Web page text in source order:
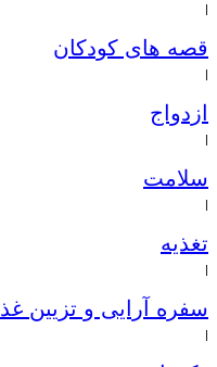
|
قصه های کودکان
|
ازدواج
|
سلامت
|
تغذیه
|
سفره آرایی و تزیین غذا
|